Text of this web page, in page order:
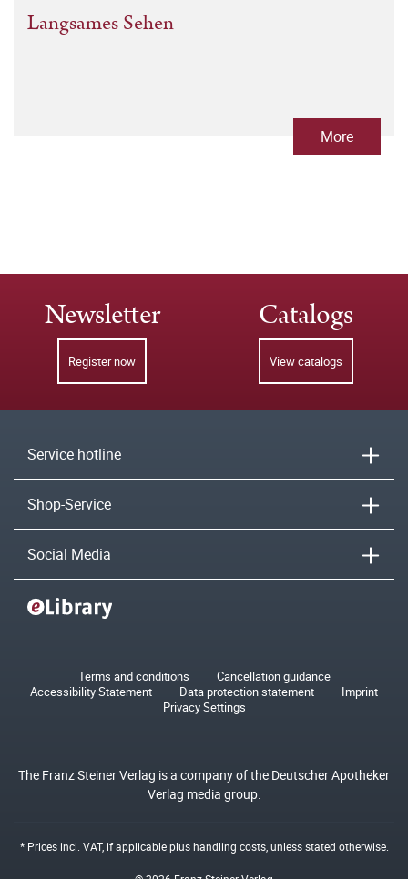
Langsames Sehen
More
Newsletter
Register now
Catalogs
View catalogs
Service hotline
Shop-Service
Social Media
Terms and conditions
Cancellation guidance
Accessibility Statement
Data protection statement
Imprint
Privacy Settings
The Franz Steiner Verlag is a company of the Deutscher Apotheker
Verlag media group.
* Prices incl. VAT, if applicable plushandling costs, unless stated otherwise.